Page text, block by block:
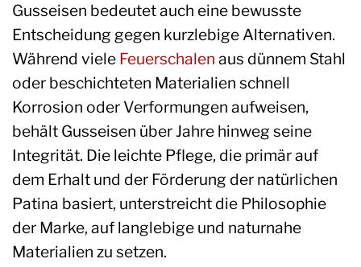
Gusseisen bedeutet auch eine bewusste
Entscheidung gegen kurzlebige Alternativen.
Während viele Feuerschalen aus dünnem Stahl
oder beschichteten Materialien schnell
Korrosion oder Verformungen aufweisen,
behält Gusseisen über Jahre hinweg seine
Integrität. Die leichte Pflege, die primär auf
dem Erhalt und der Förderung der natürlichen
Patina basiert, unterstreicht die Philosophie
der Marke, auf langlebige und naturnahe
Materialien zu setzen.